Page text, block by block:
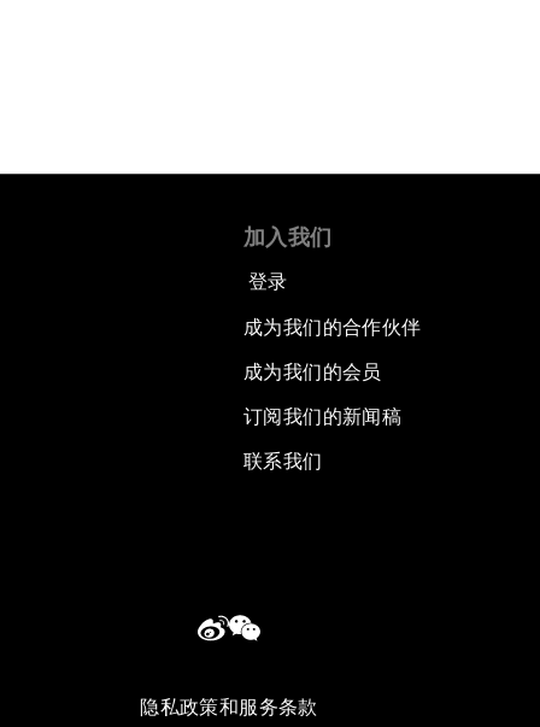
加入我们
登录
成为我们的合作伙伴
成为我们的会员
订阅我们的新闻稿
联系我们
隐私政策和服务条款